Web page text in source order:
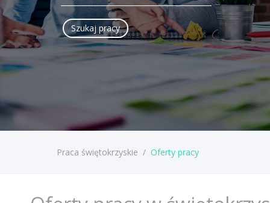
Praca świętokrzyskie / Oferty pracy